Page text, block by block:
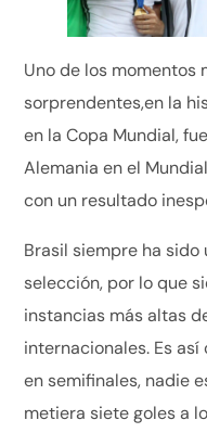
Uno de los momentos
sorprendentes,en la
en la Copa Mundial,
Alemania en el
con un resultado
Brasil siempre ha
selección, por lo que
instancias más altas
internacionales. Es
en semifinales, nadie
metiera siete goles a